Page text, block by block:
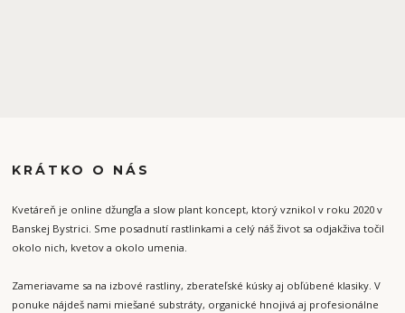
KRÁTKO O NÁS
Kvetáreň je online džungľa a slow plant koncept, ktorý vznikol v roku 2020 v
Banskej Bystrici. Sme posadnutí rastlinkami a celý náš život sa odjakživa točil
okolo nich, kvetov a okolo umenia.
Zameriavame sa na izbové rastliny, zberateľské kúsky aj obľúbené klasiky. V
ponuke nájdeš nami miešané substráty, organické hnojivá aj profesionálne